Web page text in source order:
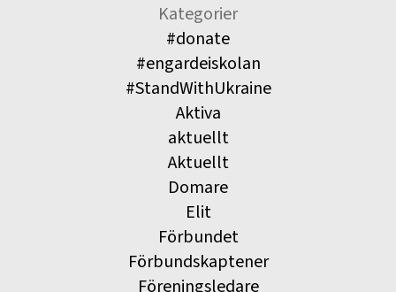
Kategorier
#donate
#engardeiskolan
#StandWithUkraine
Aktiva
aktuellt
Aktuellt
Domare
Elit
Förbundet
Förbundskaptener
Föreningsledare